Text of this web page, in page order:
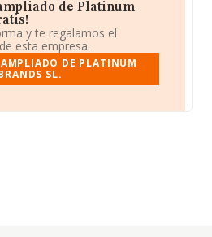
de Platinum
y te regalamos el
esta empresa.
DE PLATINUM
SL.